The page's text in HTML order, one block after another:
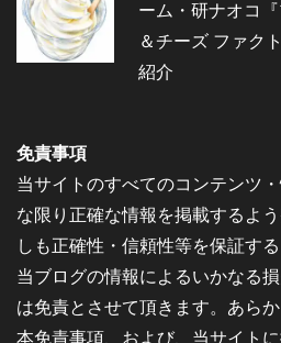
ーム・研ナオコ
＆チーズ ファク
紹介
免責事項
当サイトのすべてのコンテンツ
な限り正確な情報を掲載するよ
しも正確性・信頼性等を保証す
当ブログの情報によるいかなる
は免責とさせて頂きます。あら
本免責事項、および、当サイト